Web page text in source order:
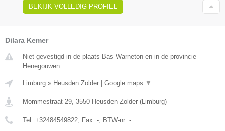
BEKIJK VOLLEDIG PROFIEL
Dilara Kemer
Niet gevestigd in de plaats Bas Warneton en in de provincie
Henegouwen.
Limburg » Heusden Zolder | Google maps ▼
Mommestraat 29 3550 Heusden Zolder (Limburg)
Tel: +32484549822 , Fax: - , BTW-nr: -